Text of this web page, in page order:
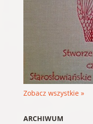
Zobacz wszystkie »
ARCHIWUM